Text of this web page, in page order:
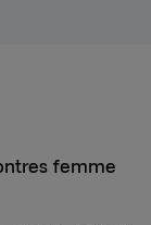
femme